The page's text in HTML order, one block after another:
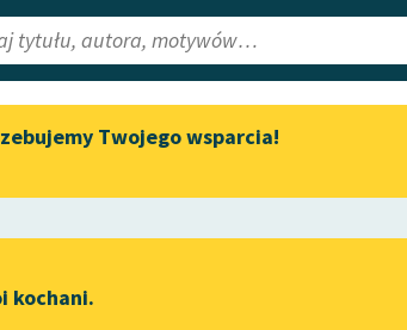
Lektury
Aktualności
„Prokurator Alicja Horn” do
Twojego wsparcia!
kochani.